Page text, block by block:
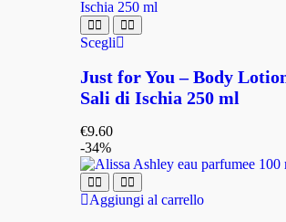
Scegli
Just for You – Body
Sali di Ischia 250 ml
€9.60
-34%
Aggiungi al carrello